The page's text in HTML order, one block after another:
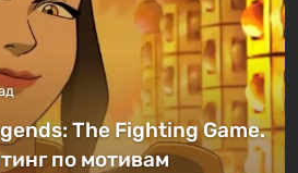
The Fighting Game.
по мотивам